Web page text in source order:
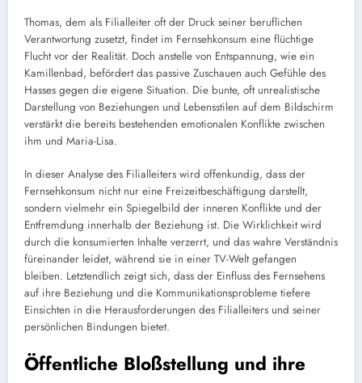
Thomas, dem als Filialleiter oft der Druck seiner beruflichen
Verantwortung zusetzt, findet im Fernsehkonsum eine flüchtige
Flucht vor der Realität. Doch anstelle von Entspannung, wie ein
Kamillenbad, befördert das passive Zuschauen auch Gefühle des
Hasses gegen die eigene Situation. Die bunte, oft unrealistische
Darstellung von Beziehungen und Lebensstilen auf dem Bildschirm
verstärkt die bereits bestehenden emotionalen Konflikte zwischen
ihm und Maria-Lisa.
In dieser Analyse des Filialleiters wird offenkundig, dass der
Fernsehkonsum nicht nur eine Freizeitbeschäftigung darstellt,
sondern vielmehr ein Spiegelbild der inneren Konflikte und der
Entfremdung innerhalb der Beziehung ist. Die Wirklichkeit wird
durch die konsumierten Inhalte verzerrt, und das wahre Verständnis
füreinander leidet, während sie in einer TV-Welt gefangen
bleiben. Letztendlich zeigt sich, dass der Einfluss des Fernsehens
auf ihre Beziehung und die Kommunikationsprobleme tiefere
Einsichten in die Herausforderungen des Filialleiters und seiner
persönlichen Bindungen bietet.
Öffentliche Bloßstellung und ihre